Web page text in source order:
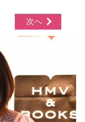
次へ